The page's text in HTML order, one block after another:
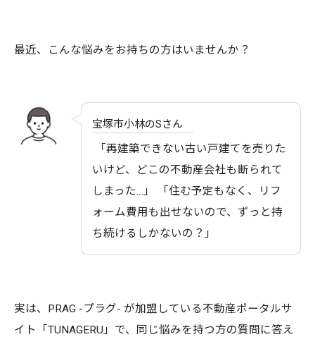
最近、こんな悩みをお持ちの方はいませんか？
宝塚市小林のSさん
「再建築できない古い戸建てを売りた
いけど、どこの不動産会社も断られて
しまった…」 「住む予定もなく、リフ
ォーム費用も出せないので、ずっと持
ち続けるしかないの？」
実は、PRAG -プラグ- が加盟している不動産ポータルサ
イト「TUNAGERU」で、同じ悩みを持つ方の質問に答え